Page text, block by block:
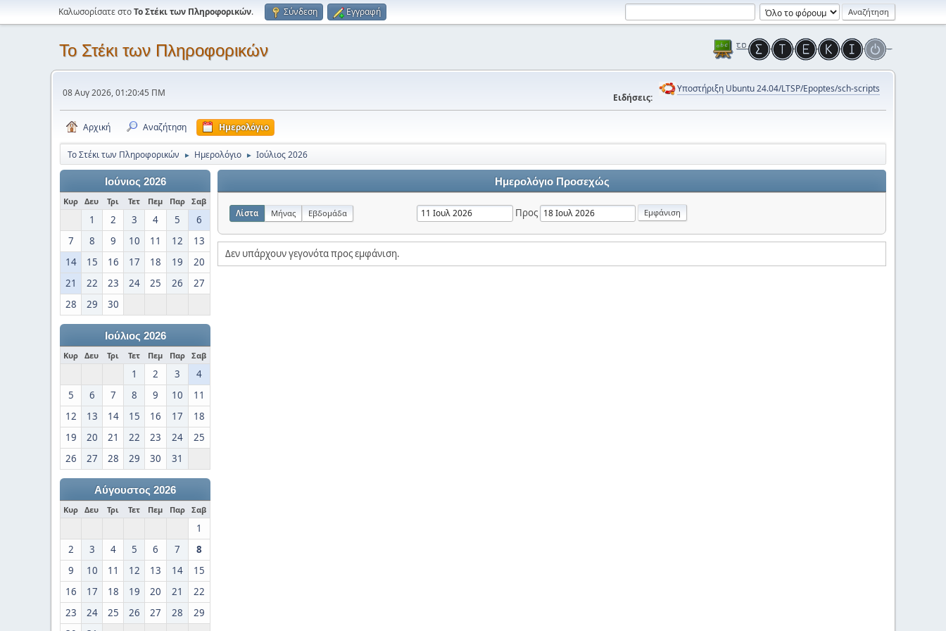
Καλωσορίσατε στοΤο Στέκι των Πληροφορικών. Σύνδεση Εγγραφή
Το Στέκι των Πληροφορικών
08 Αυγ 2026, 01:20:45 ΠΜ Ειδήσεις:
Υποστήριξη Ubuntu 24.04/LTSP/Epoptes/sch-scripts
Αρχική Αναζήτηση Ημερολόγιο
Το Στέκι των Πληροφορικών ► Ημερολόγιο ► Ιούλιος 2026
Ιούνιος 2026
Κυρ Δευ Τρι Τετ Πεμ Παρ Σαβ
1 2 3 4 5
6
7
8 9 10 11 12
13
14
15 16 17 18 19
20
21
22 23 24 25 26
27
28
29 30
Ιούλιος 2026
Κυρ Δευ Τρι Τετ Πεμ Παρ Σαβ
1 2 3
4
5
6 7 8 9 10
11
12
13 14 15 16 17
18
19
20 21 22 23 24
25
26
27 28 29 30 31
Αύγουστος 2026
Κυρ Δευ Τρι Τετ Πεμ Παρ Σαβ
1
2
3 4 5 6 7
8
9
10 11 12 13 14
15
16
17 18 19 20 21
22
23
24 25 26 27 28
29
Ημερολόγιο Προσεχώς
Λίστα Μήνας Εβδομάδα Προς
Δεν υπάρχουν γεγονότα προς εμφάνιση.